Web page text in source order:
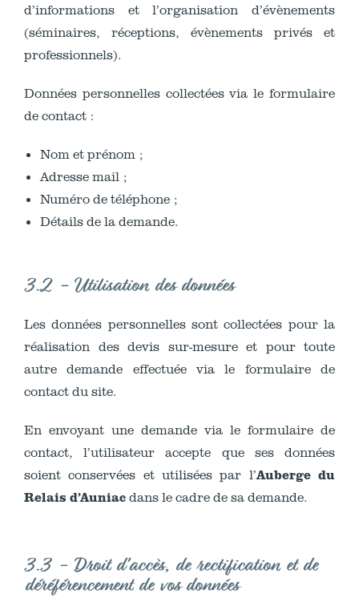
d’informations et l’organisation d’évènements
(séminaires, réceptions, évènements privés et
professionnels).
Données personnelles collectées via le formulaire
de contact :
Nom et prénom ;
Adresse mail ;
Numéro de téléphone ;
Détails de la demande.
3.2 - Utilisation des données
Les données personnelles sont collectées pour la
réalisation des devis sur-mesure et pour toute
autre demande effectuée via le formulaire de
contact du site.
En envoyant une demande via le formulaire de
contact, l’utilisateur accepte que ses données
soient conservées et utilisées par l’Auberge du
Relais d’Auniac dans le cadre de sa demande.
3.3 - Droit d'accès, de rectification et de
déréférencement de vos données